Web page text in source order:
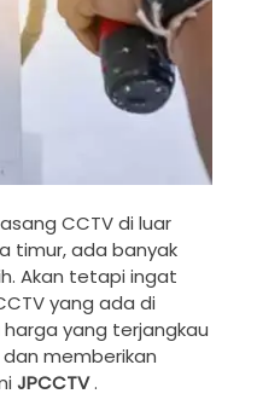
CCTV di luar
timur, ada banyak
Akan tetapi ingat
yang ada di
yang terjangkau
memberikan
JPCCTV.